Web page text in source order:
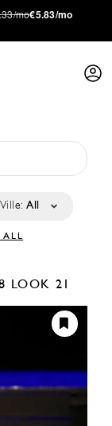
mo€5.83/mo
Ville: All
ALL
LOOK 21